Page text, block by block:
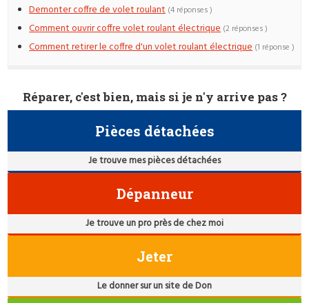
Demonter coffre de volet roulant (4 réponses )
Comment ouvrir coffre volet roulant électrique (2 réponses )
Comment retirer le coffre d'un volet roulant électrique (1 réponse )
Réparer, c'est bien, mais si je n'y arrive pas ?
Pièces détachées
Je trouve mes pièces détachées
Dépanneur
Je trouve un pro près de chez moi
Jeter
Le donner sur un site de Don